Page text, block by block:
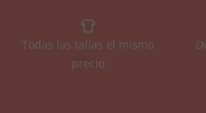
Todas las tallas el mismo
precio